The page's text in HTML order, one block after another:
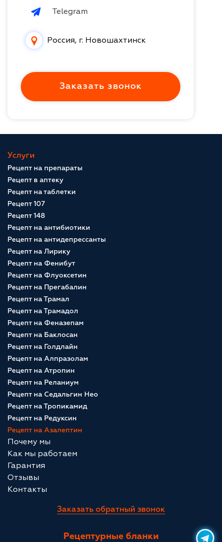
Telegram
Россия, г. Новошахтинск
Заказать звонок
Рецептурные бланки
Услуги
Рецепт на препараты
Рецепт в аптеку
Рецепт на таблетки
Рецепт 107
Рецепт 148
Рецепт на антибиотики
Рецепт на антидепрессанты
Рецепт на Лирику
Рецепт на Фенибут
Рецепт на Флуоксетин
Рецепт на Прегабалин
Рецепт на Трамал
Рецепт на Трамадол
Рецепт на Феназепам
Рецепт на Баклосан
Рецепт на Голдлайн
Рецепт на Алпразолам
Рецепт на Атропин
Рецепт на Реланиум
Рецепт на Седальгин Нео
Рецепт на Тропикамид
Рецепт на Редуксин
Рецепт на Азалептин
Почему мы
Как мы работаем
Гарантия
Отзывы
Контакты
Заказать обратный звонок